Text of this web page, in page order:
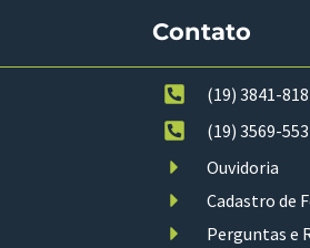
Contato
(19) 3841-
(19) 3569-
Ouvidoria
Cadastro de
Perguntas e